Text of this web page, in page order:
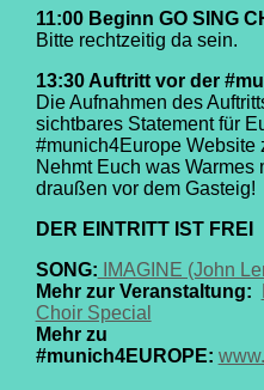
11:00 Beginn GO SING
Bitte rechtzeitig da sein.
13:30 Auftritt vor der
Die Aufnahmen des
sichtbares Statement für
#munich4Europe Website
Nehmt Euch was Warmes
draußen vor dem Gasteig!
DER EINTRITT IST FREI
SONG: IMAGINE (John
Mehr zur Veranstaltung:
Choir Special
Mehr zu
#munich4EUROPE: